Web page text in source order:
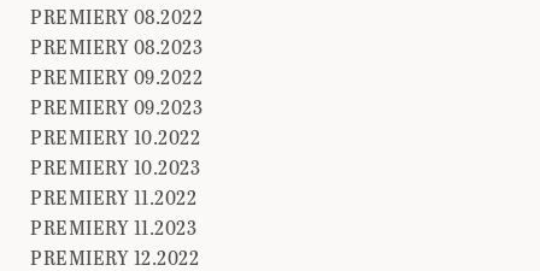
PREMIERY 08.2022
PREMIERY 08.2023
PREMIERY 09.2022
PREMIERY 09.2023
PREMIERY 10.2022
PREMIERY 10.2023
PREMIERY 11.2022
PREMIERY 11.2023
PREMIERY 12.2022